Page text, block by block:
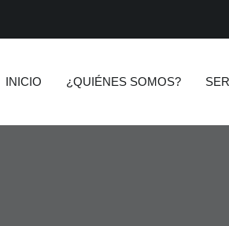
INICIO ¿QUIÉNES SOMOS?